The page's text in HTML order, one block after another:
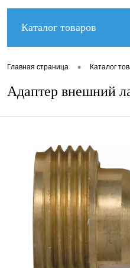
Каталог товаров
Главная страница • Каталог
Адаптер внешний